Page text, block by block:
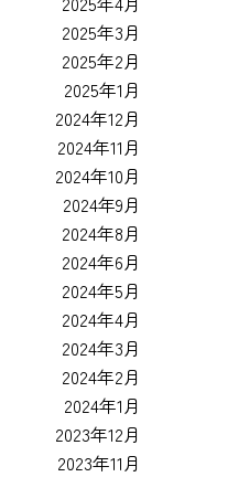
2025年3月
2025年2月
2025年1月
2024年12月
2024年11月
2024年10月
2024年9月
2024年8月
2024年6月
2024年5月
2024年4月
2024年3月
2024年2月
2024年1月
2023年12月
2023年11月